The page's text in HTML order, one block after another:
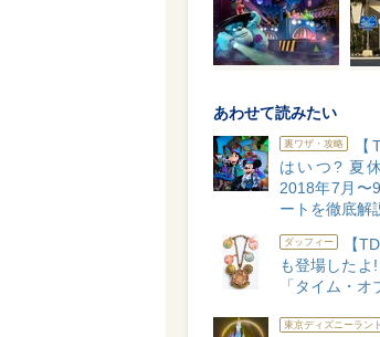
あわせて読みたい
裏ワザ・攻略
はいつ? 夏
2018年7月〜
ートを徹底解
ダッフィー
【
も登場したよ
「タイム・オ
東京ディズニーラン